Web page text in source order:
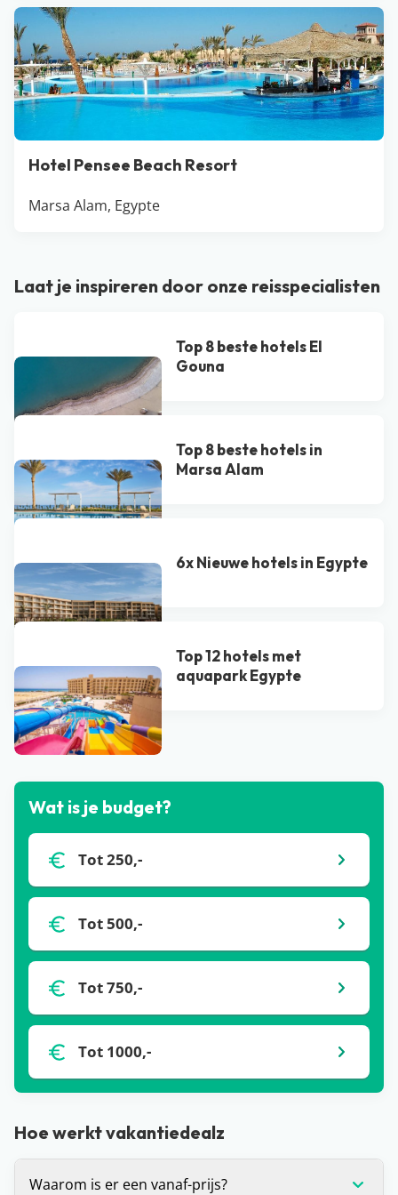
Hotel Pensee Beach Resort
Marsa Alam, Egypte
Laat je inspireren door onze reisspecialisten
Top 8 beste hotels El
Gouna
Top 8 beste hotels in
Marsa Alam
6x Nieuwe hotels in Egypte
Top 12 hotels met
aquapark Egypte
Bekijk alle blogs
Wat is je budget?
Tot 250,-
Tot 500,-
Tot 750,-
Tot 1000,-
Hoe werkt vakantiedealz
Waarom is er een vanaf-prijs?